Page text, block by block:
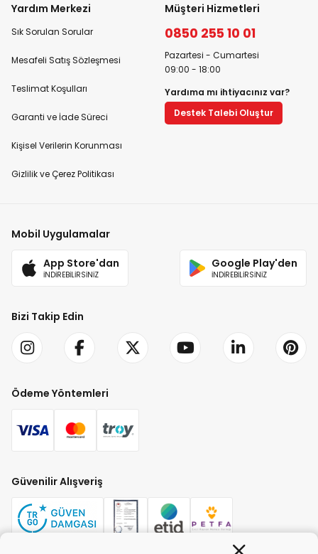
Yardım Merkezi
Sık Sorulan Sorular
Mesafeli Satış Sözleşmesi
Teslimat Koşulları
Garanti ve İade Süreci
Kişisel Verilerin Korunması
Gizlilik ve Çerez Politikası
Müşteri Hizmetleri
0850 255 10 01
Pazartesi - Cumartesi
09:00 - 18:00
Yardıma mı ihtiyacınız var?
Destek Talebi Oluştur
Mobil Uygulamalar
App Store'dan
İNDİREBİLİRSİNİZ
Google Play'den
İNDİREBİLİRSİNİZ
Bizi Takip Edin
Ödeme Yöntemleri
Güvenilir Alışveriş